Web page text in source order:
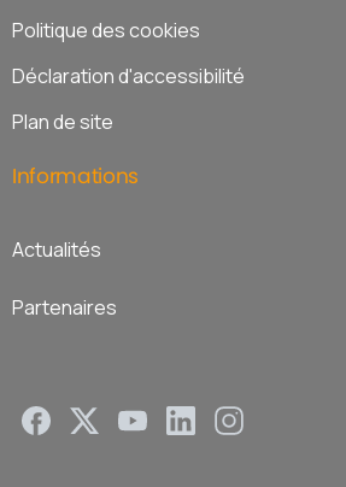
Politique des cookies
Déclaration d'accessibilité
Plan de site
Informations
Actualités
Partenaires